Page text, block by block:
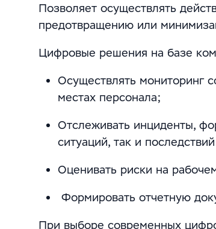
Позволяет осуществлять
предотвращению или
Цифровые решения на базе
Осуществлять мониторинг
местах персонала;
Отслеживать инциденты,
ситуаций, так и
Оценивать риски на
Формировать отчетную
При выборе современных